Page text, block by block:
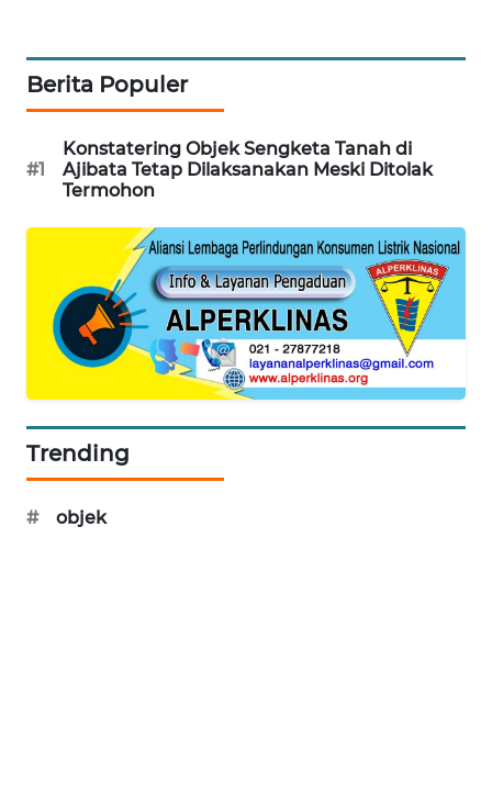
Berita Populer
#1
Konstatering Objek Sengketa Tanah di
Ajibata Tetap Dilaksanakan Meski Ditolak
Termohon
Trending
# objek
ID
NEWS
NEWS
BERKAT
NEWS
BERAMPU
ANUGERAH
NEWS
AKHLAK